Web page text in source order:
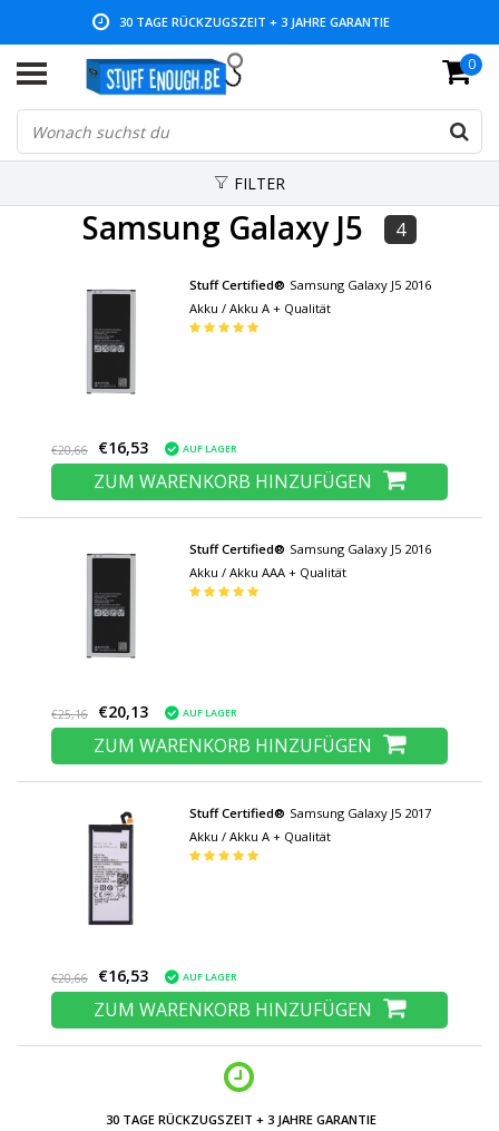
30 TAGE RÜCKZUGSZEIT + 3 JAHRE GARANTIE
NIEDRIGE PREISE UND GROSSE AUSWAHL 0
FILTER
Samsung Galaxy J5 4
Stuff Certified® Samsung Galaxy J5 2016
Akku / Akku A + Qualität
€20,66 €16,53 AUF LAGER
ZUM WARENKORB HINZUFÜGEN
Stuff Certified® Samsung Galaxy J5 2016
Akku / Akku AAA + Qualität
€25,16 €20,13 AUF LAGER
ZUM WARENKORB HINZUFÜGEN
Stuff Certified® Samsung Galaxy J5 2017
Akku / Akku A + Qualität
€20,66 €16,53 AUF LAGER
ZUM WARENKORB HINZUFÜGEN
30 TAGE RÜCKZUGSZEIT + 3 JAHRE GARANTIE